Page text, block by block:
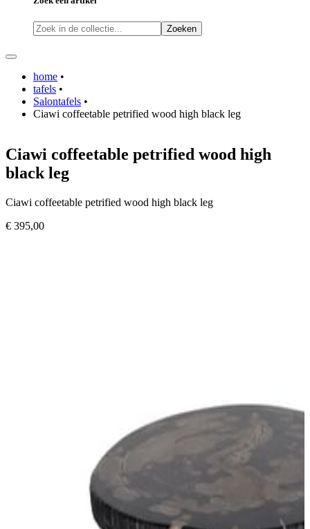
Zoeken
home •
tafels •
Salontafels •
Ciawi coffeetable petrified wood high black leg
Ciawi coffeetable petrified wood high
black leg
Ciawi coffeetable petrified wood high black leg
€ 395,00